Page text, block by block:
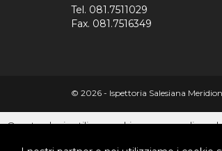
Tel. 081.7511029
Fax. 081.7516349
© 2026 - Ispettoria Salesiana
Questo plugin utilizza cookie per raccogliere
Clicca qui per modificare le preferenze sulla